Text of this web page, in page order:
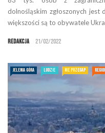
dolnośląskim zgłoszonych jest
większości są to obywatele
Redakcja 21/02/2022
JELENIA GÓRA LUDZIE NIE PRZEGAP REGION